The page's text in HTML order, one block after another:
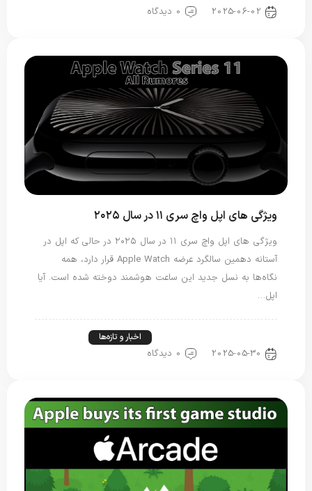
2025-06-02 0 دیدگاه
ویژگی های اپل واچ سری ۱۱ در سال ۲۰۲۵
ویژگی های اپل واچ سری ۱۱ در سال ۲۰۲۵ در حالی که اپل در
آستانه دهمین سالگرد عرضه Apple Watch قرار دارد، همه
نگاه‌ها به نسل جدید این ساعت هوشمند دوخته شده است. آیا
اپل…
اخبار و تازه‌ها
2025-05-30 0 دیدگاه